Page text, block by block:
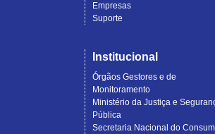
Empresas
Suporte
Institucional
Órgãos Gestores e de
Monitoramento
Ministério da Justiça e
Pública
Secretaria Nacional do